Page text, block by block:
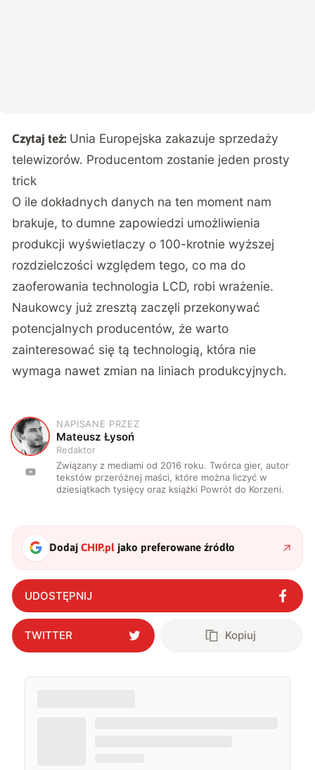
Czytaj też: Unia Europejska zakazuje sprzedaży
telewizorów. Producentom zostanie jeden prosty
trick
O ile dokładnych danych na ten moment nam
brakuje, to dumne zapowiedzi umożliwienia
produkcji wyświetlaczy o 100-krotnie wyższej
rozdzielczości względem tego, co ma do
zaoferowania technologia LCD, robi wrażenie.
Naukowcy już zresztą zaczęli przekonywać
potencjalnych producentów, że warto
zainteresować się tą technologią, która nie
wymaga nawet zmian na liniach produkcyjnych.
M
NAPISANE PRZEZ
Mateusz Łysoń
Redaktor
Związany z mediami od 2016 roku. Twórca gier, autor
tekstów przeróżnej maści, które można liczyć w
dziesiątkach tysięcy oraz książki Powrót do Korzeni.
DodajCHIP.pl jako preferowane źródło
UDOSTĘPNIJ
TWITTER Kopiuj